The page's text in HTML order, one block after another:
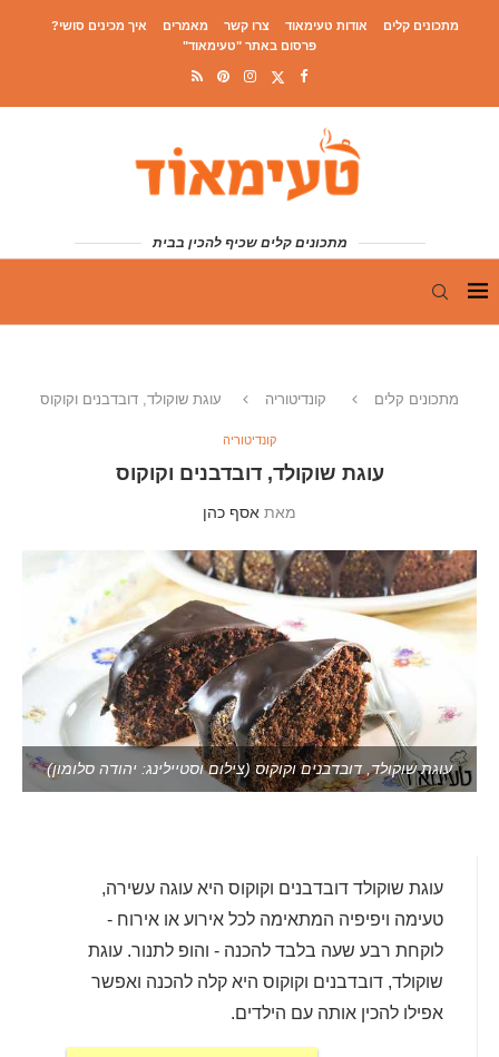
מתכונים קלים אודות טעימאוד צרו קשר מאמרים
איך מכינים סושי?
פרסום באתר "טעימאוד"
מתכונים קלים שכיף להכין בבית
מתכונים קלים קונדיטוריה עוגת שוקולד, דובדבנים וקוקוס
קונדיטוריה
עוגת שוקולד, דובדבנים וקוקוס
מאת אסף כהן
עוגת שוקולד, דובדבנים וקוקוס (צילום וסטיילינג: יהודה סלומון)
עוגת שוקולד דובדבנים וקוקוס היא עוגה עשירה,
טעימה ויפיפיה המתאימה לכל אירוע או אירוח -
לוקחת רבע שעה בלבד להכנה - והופ לתנור. עוגת
שוקולד, דובדבנים וקוקוס היא קלה להכנה ואפשר
אפילו להכין אותה עם הילדים.